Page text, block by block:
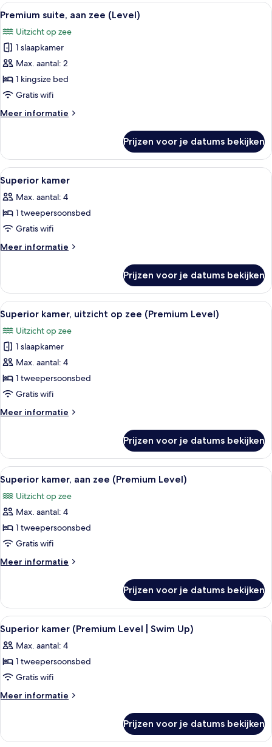
Alle
foto's
voor
Premium
suite,
aan
zee
laden
Een hotelkamer met een bed,
8
Premium suite, aan zee (Level)
Uitzicht op zee
1 slaapkamer
Max. aantal: 2
1 kingsize bed
Gratis wifi
Meer informatie
Meer
suite,
aan
zee
(Level)
Prijzen voor je datums bekijken
Alle
foto's
voor
Superior
kamer
laden
Hotelkamer met een bed, een
5
Superior kamer
Max. aantal: 4
1 tweepersoonsbed
Gratis wifi
Meer informatie
Meer
kamer
Prijzen voor je datums bekijken
Alle
foto's
voor
Superior
kamer,
uitzicht
op
(Premium
Een balkon met rieten stoelen en
4
Superior kamer, uitzicht op zee (Premium Level)
Uitzicht op zee
1 slaapkamer
Max. aantal: 4
1 tweepersoonsbed
Gratis wifi
Meer informatie
Meer
kamer,
uitzicht
op
zee
(Premium
Level)
Prijzen voor je datums bekijken
Alle
foto's
voor
Superior
kamer,
aan
zee
(Premium
laden
Een hotelkamer met twee bedden,
6
Superior kamer, aan zee (Premium Level)
Uitzicht op zee
Max. aantal: 4
1 tweepersoonsbed
Gratis wifi
Meer informatie
Meer
kamer,
aan
zee
(Premium
Level)
Prijzen voor je datums bekijken
Alle
foto's
voor
Superior
kamer
(Premium
Swim
Hotelkamer met een groot bed, een
4
Superior kamer (Premium Level | Swim Up)
Max. aantal: 4
1 tweepersoonsbed
Gratis wifi
Meer informatie
Meer
kamer
Prijzen voor je datums bekijken